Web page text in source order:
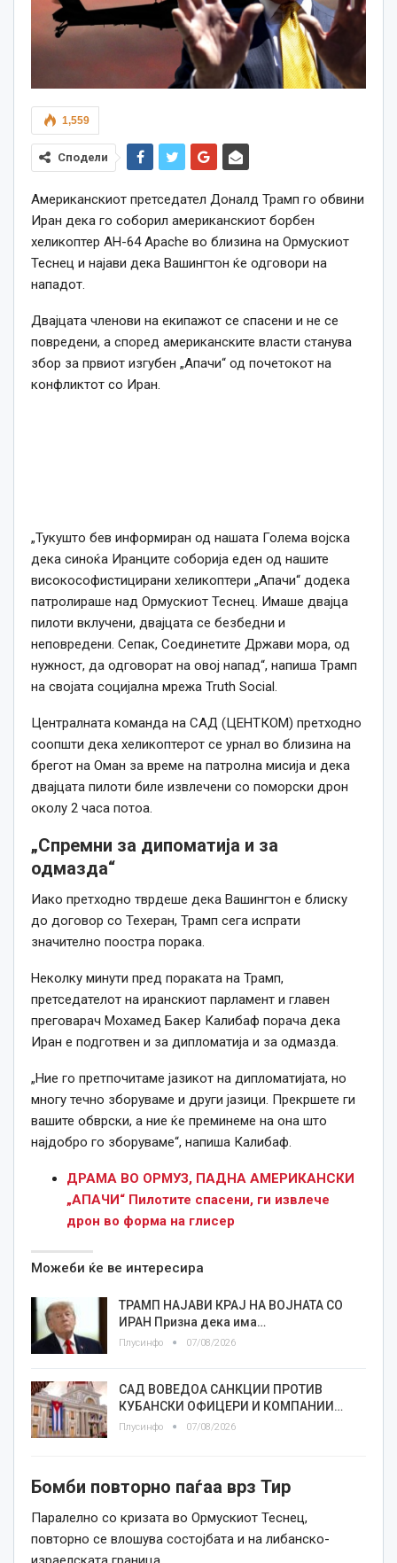
1,559
Сподели
Американскиот претседател Доналд Трамп го обвини
Иран дека го соборил американскиот борбен
хеликоптер AH-64 Apache во близина на Ормускиот
Теснец и најави дека Вашингтон ќе одговори на
нападот.
Двајцата членови на екипажот се спасени и не се
повредени, а според американските власти станува
збор за првиот изгубен „Апачи“ од почетокот на
конфликтот со Иран.
„Тукушто бев информиран од нашата Голема војска
дека синоќа Иранците соборија еден од нашите
високософистицирани хеликоптери „Апачи“ додека
патролираше над Ормускиот Теснец. Имаше двајца
пилоти вклучени, двајцата се безбедни и
неповредени. Сепак, Соединетите Држави мора, од
нужност, да одговорат на овој напад“, напиша Трамп
на својата социјална мрежа Truth Social.
Централната команда на САД (ЦЕНТКОМ) претходно
соопшти дека хеликоптерот се урнал во близина на
брегот на Оман за време на патролна мисија и дека
двајцата пилоти биле извлечени со поморски дрон
околу 2 часа потоа.
„Спремни за дипоматија и за
одмазда“
Иако претходно тврдеше дека Вашингтон е блиску
до договор со Техеран, Трамп сега испрати
значително поостра порака.
Неколку минути пред пораката на Трамп,
претседателот на иранскиот парламент и главен
преговарач Мохамед Бакер Калибаф порача дека
Иран е подготвен и за дипломатија и за одмазда.
„Ние го претпочитаме јазикот на дипломатијата, но
многу течно зборуваме и други јазици. Прекршете ги
вашите обврски, а ние ќе преминеме на она што
најдобро го зборуваме“, напиша Калибаф.
ДРАМА ВО ОРМУЗ, ПАДНА АМЕРИКАНСКИ
„АПАЧИ“ Пилотите спасени, ги извлече
дрон во форма на глисер
Можеби ќе ве интересира
ТРАМП НАЈАВИ КРАЈ НА ВОЈНАТА СО
ИРАН Призна дека има…
Плусинфо 07/08/2026
САД ВОВЕДОА САНКЦИИ ПРОТИВ
КУБАНСКИ ОФИЦЕРИ И КОМПАНИИ…
Плусинфо 07/08/2026
Бомби повторно паѓаа врз Тир
Паралелно со кризата во Ормускиот Теснец,
повторно се влошува состојбата и на либанско-